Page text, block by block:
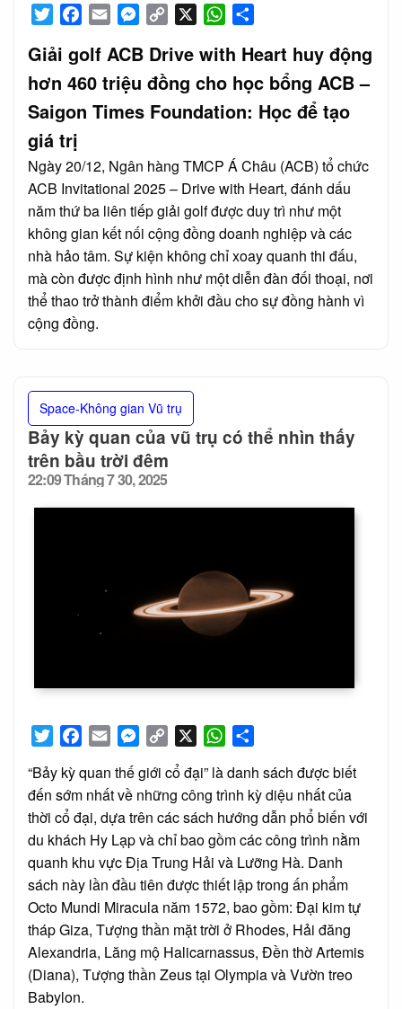
TwitterFacebook
Email Messenger
Copy
WhatsApp
Giải golf ACB Drive with Heart huy động
hơn 460 triệu đồng cho học bổng ACB –
Saigon Times Foundation: Học để tạo
giá trị
Ngày 20/12, Ngân hàng TMCP Á Châu (ACB) tổ chức
ACB Invitational 2025 – Drive with Heart, đánh dấu
năm thứ ba liên tiếp giải golf được duy trì như một
không gian kết nối cộng đồng doanh nghiệp và các
nhà hảo tâm. Sự kiện không chỉ xoay quanh thi đấu,
mà còn được định hình như một diễn đàn đối thoại, nơi
thể thao trở thành điểm khởi đầu cho sự đồng hành vì
cộng đồng.
TwitterFacebook
Email Messenger
Copy
WhatsApp
“Bảy kỳ quan thế giới cổ đại” là danh sách được biết
đến sớm nhất về những công trình kỳ diệu nhất của
thời cổ đại, dựa trên các sách hướng dẫn phổ biến với
du khách Hy Lạp và chỉ bao gồm các công trình nằm
quanh khu vực Địa Trung Hải và Lưỡng Hà. Danh
sách này lần đầu tiên được thiết lập trong ấn phẩm
Octo Mundi Miracula năm 1572, bao gồm: Đại kim tự
tháp Giza, Tượng thần mặt trời ở Rhodes, Hải đăng
Alexandria, Lăng mộ Halicarnassus, Đền thờ Artemis
(Diana), Tượng thần Zeus tại Olympia và Vườn treo
Babylon.
Space-Không gian Vũ trụ
Bảy kỳ quan của vũ trụ có thể nhìn thấy
trên bầu trời đêm
Posted
on
22:09 Tháng 7 30, 2025